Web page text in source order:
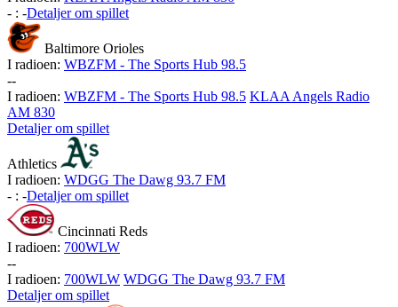
- : -Detaljer om spillet
Baltimore Orioles
I radioen: WBZFM - The Sports Hub 98.5
--
I radioen: WBZFM - The Sports Hub 98.5 KLAA Angels Radio
AM 830
Detaljer om spillet
Athletics
I radioen: WDGG The Dawg 93.7 FM
- : -Detaljer om spillet
Cincinnati Reds
I radioen: 700WLW
--
I radioen: 700WLW WDGG The Dawg 93.7 FM
Detaljer om spillet